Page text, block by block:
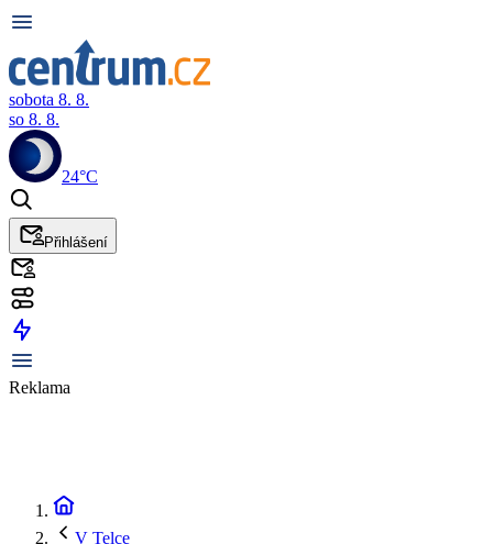
sobota 8. 8.
so 8. 8.
24°C
Přihlášení
Reklama
V Telce